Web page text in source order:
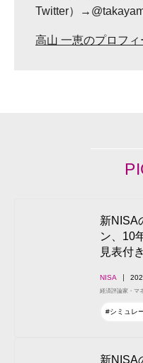
Twitter）
高山 一恵のプロフィ
新NISA
ン、10
見表付き
NISA
経済評論家・マ
#シミュレ
新NISA